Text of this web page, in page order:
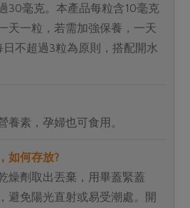
30毫克。本產品每粒含10毫克
天一粒，若需加強保養，一天
不超過3粒為原則，搭配開水
養素，孕婦也可食用。
如何存放?
燥劑取出丟棄，用畢蓋緊蓋
避免陽光直射或易受潮處。開